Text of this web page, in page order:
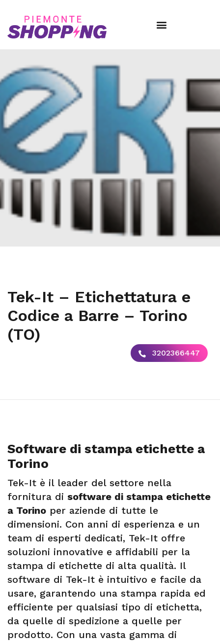
Tek-It – Etichettatura e
Codice a Barre – Torino
(TO)
3202366447
Software di stampa etichette a
Torino
Tek-It è il leader del settore nella
fornitura di software di stampa etichette
a Torino per aziende di tutte le
dimensioni. Con anni di esperienza e un
team di esperti dedicati, Tek-It offre
soluzioni innovative e affidabili per la
stampa di etichette di alta qualità. Il
software di Tek-It è intuitivo e facile da
usare, garantendo una stampa rapida ed
efficiente per qualsiasi tipo di etichetta,
da quelle di spedizione a quelle per
prodotto. Con una vasta gamma di